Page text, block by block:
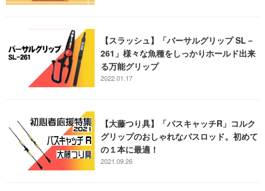
【スラッシュ】「バーサルグリップ SL－
261」様々な魚種をしっかりホールド出来
る万能グリップ
2022.01.17
【大藤つり具】「バスキャッチR」コルク
グリップのおしゃれなバスロッド。初めて
の１本に最適！
2021.09.26